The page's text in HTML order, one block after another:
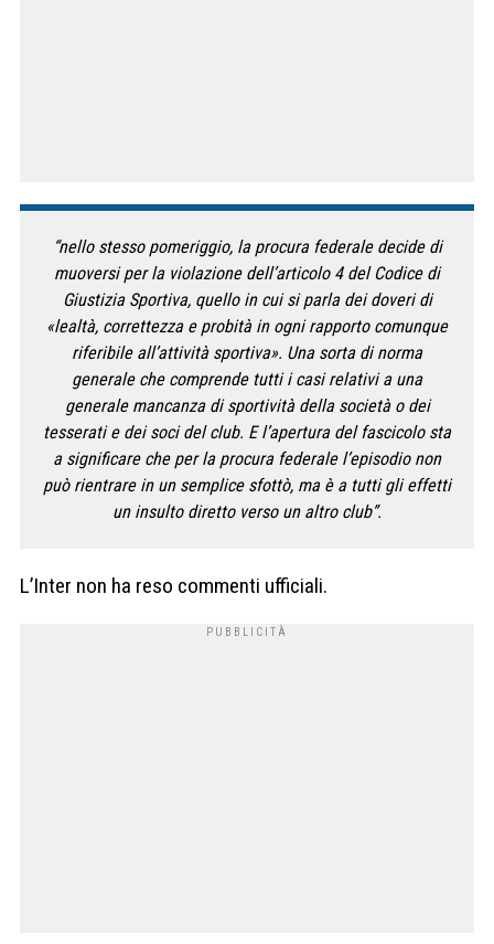
“nello stesso pomeriggio, la procura federale decide di
muoversi per la violazione dell’articolo 4 del Codice di
Giustizia Sportiva, quello in cui si parla dei doveri di
«lealtà, correttezza e probità in ogni rapporto comunque
riferibile all’attività sportiva». Una sorta di norma
generale che comprende tutti i casi relativi a una
generale mancanza di sportività della società o dei
tesserati e dei soci del club. E l’apertura del fascicolo sta
a significare che per la procura federale l’episodio non
può rientrare in un semplice sfottò, ma è a tutti gli effetti
un insulto diretto verso un altro club”.
L’Inter non ha reso commenti ufficiali.